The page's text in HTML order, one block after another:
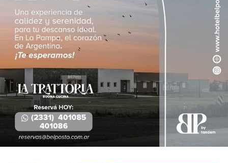
Volcó un camión cargado con
electrodomésticos en la Ruta 1 y el
conductor salió ileso
INFOtec 4.0
Provinciales
06/08/2026